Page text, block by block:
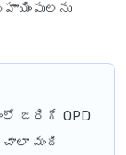
జరిగే OPD
చాలా మంది